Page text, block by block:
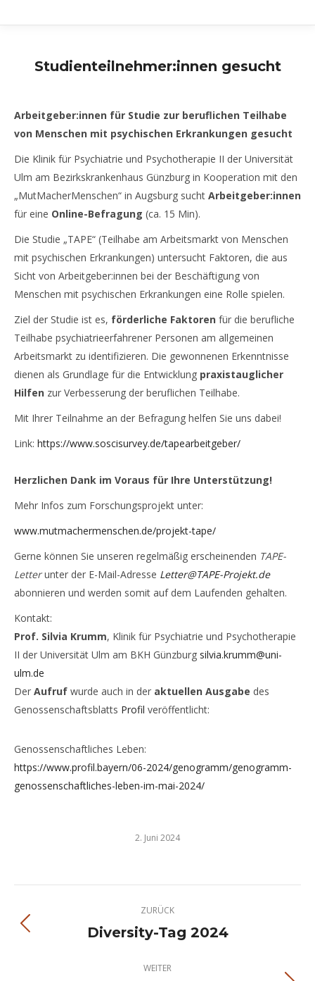
Studienteilnehmer:innen gesucht
Arbeitgeber:innen für Studie zur beruflichen Teilhabe
von Menschen mit psychischen Erkrankungen gesucht
Die Klinik für Psychiatrie und Psychotherapie II der Universität
Ulm am Bezirkskrankenhaus Günzburg in Kooperation mit den
„MutMacherMenschen“ in Augsburg sucht Arbeitgeber:innen
für eine Online-Befragung (ca. 15 Min).
Die Studie „TAPE“ (Teilhabe am Arbeitsmarkt von Menschen
mit psychischen Erkrankungen) untersucht Faktoren, die aus
Sicht von Arbeitgeber:innen bei der Beschäftigung von
Menschen mit psychischen Erkrankungen eine Rolle spielen.
Ziel der Studie ist es, förderliche Faktoren für die berufliche
Teilhabe psychiatrieerfahrener Personen am allgemeinen
Arbeitsmarkt zu identifizieren. Die gewonnenen Erkenntnisse
dienen als Grundlage für die Entwicklung praxistauglicher
Hilfen zur Verbesserung der beruflichen Teilhabe.
Mit Ihrer Teilnahme an der Befragung helfen Sie uns dabei!
Link: https://www.soscisurvey.de/tapearbeitgeber/
Herzlichen Dank im Voraus für Ihre Unterstützung!
Mehr Infos zum Forschungsprojekt unter:
www.mutmachermenschen.de/projekt-tape/
Gerne können Sie unseren regelmäßig erscheinenden TAPE-
Letterunter der E-Mail-Adresse Letter@TAPE-Projekt.de
abonnieren und werden somit auf dem Laufenden gehalten.
Kontakt:
Prof. Silvia Krumm, Klinik für Psychiatrie und Psychotherapie
II der Universität Ulm am BKH Günzburg silvia.krumm@uni-
ulm.de
Der Aufruf wurde auch in der aktuellen Ausgabe des
Genossenschaftsblatts Profil veröffentlicht:
Genossenschaftliches Leben:
https://www.profil.bayern/06-2024/genogramm/genogramm-
genossenschaftliches-leben-im-mai-2024/
2. Juni 2024
Kommentarnavigation
ZURÜCK
Vorheriger
Diversity-Tag 2024
WEITER